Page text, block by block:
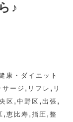
♪
康・ダイエット
サージ , リフレ , リ
区, 中野区 , 出張 ,
, 恵比寿 , 指圧 , 整